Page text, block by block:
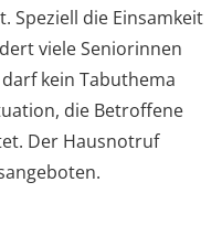
Speziell die Einsamkeit
viele Seniorinnen
kein Tabuthema
die Betroffene
Der Hausnotruf